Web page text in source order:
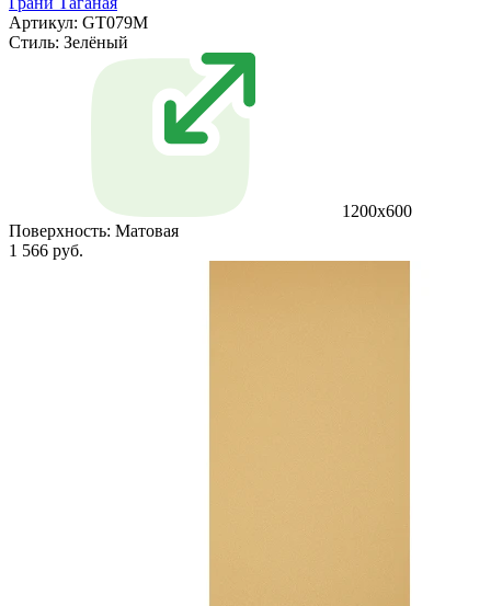
Артикул: GT079M
Стиль: Зелёный
1200х600
Поверхность: Матовая
1 566 руб.